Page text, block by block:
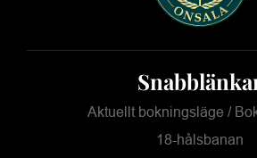
Aktuellt bokningsläge /
18-hålsbanan